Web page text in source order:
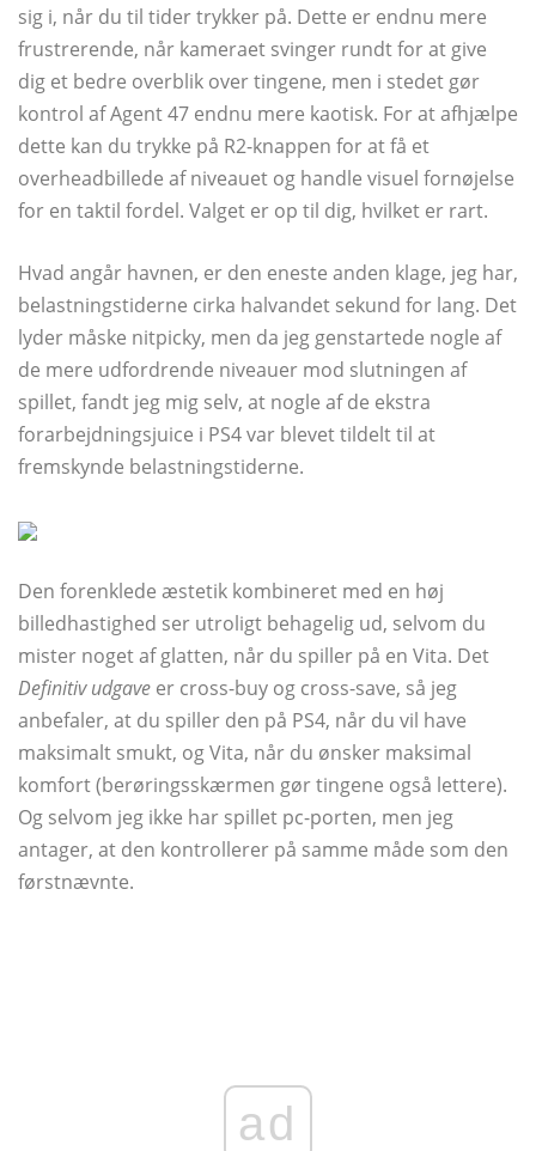
sig i, når du til tider trykker på. Dette er endnu mere
frustrerende, når kameraet svinger rundt for at give
dig et bedre overblik over tingene, men i stedet gør
kontrol af Agent 47 endnu mere kaotisk. For at afhjælpe
dette kan du trykke på R2-knappen for at få et
overheadbillede af niveauet og handle visuel fornøjelse
for en taktil fordel. Valget er op til dig, hvilket er rart.
Hvad angår havnen, er den eneste anden klage, jeg har,
belastningstiderne cirka halvandet sekund for lang. Det
lyder måske nitpicky, men da jeg genstartede nogle af
de mere udfordrende niveauer mod slutningen af ​​
spillet, fandt jeg mig selv, at nogle af de ekstra
forarbejdningsjuice i PS4 var blevet tildelt til at
fremskynde belastningstiderne.
Den forenklede æstetik kombineret med en høj
billedhastighed ser utroligt behagelig ud, selvom du
mister noget af glatten, når du spiller på en Vita. Det
Definitiv udgave er cross-buy og cross-save, så jeg
anbefaler, at du spiller den på PS4, når du vil have
maksimalt smukt, og Vita, når du ønsker maksimal
komfort (berøringsskærmen gør tingene også lettere).
Og selvom jeg ikke har spillet pc-porten, men jeg
antager, at den kontrollerer på samme måde som den
førstnævnte.
ad